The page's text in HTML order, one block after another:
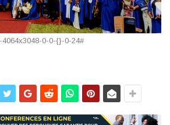
4064x3048-0-0-{}-0-24#